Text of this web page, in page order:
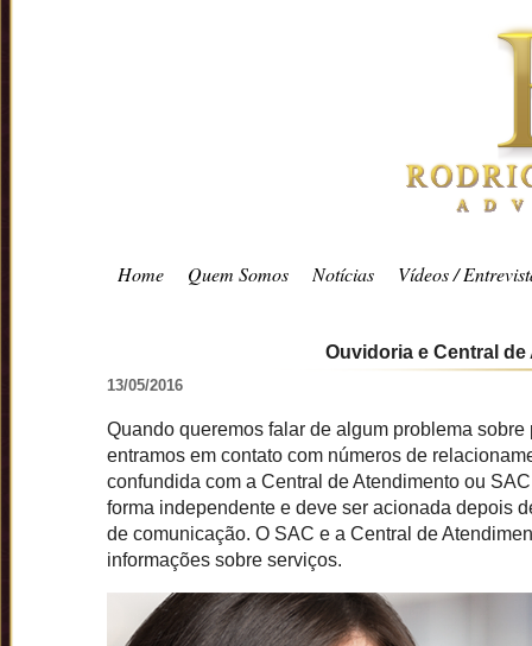
Home Quem Somos Notícias Vídeos /
Ouvidoria e Central
13/05/2016
Quando queremos falar de algum problema
entramos em contato com números de
confundida com a Central de Atendimento ou
forma independente e deve ser acionada depois
de comunicação. O SAC e a Central de
informações sobre serviços.